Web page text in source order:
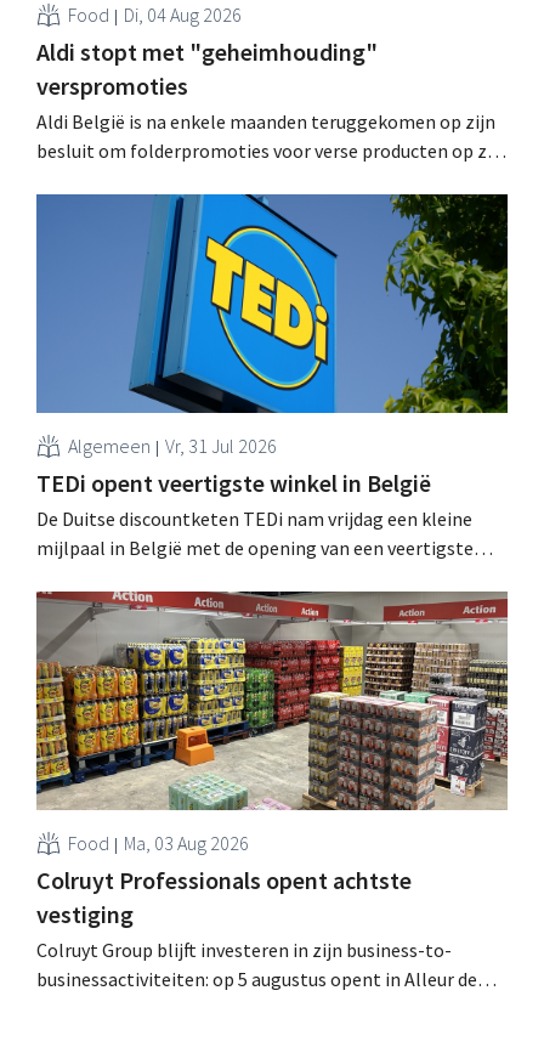
Food Di, 04 Aug 2026
Aldi stopt met "geheimhouding"
verspromoties
Aldi België is na enkele maanden teruggekomen op zijn
besluit om folderpromoties voor verse producten op zijn
werking treden: "Onze klanten willen goed
geïnformeerd worden." .
Algemeen Vr, 31 Jul 2026
TEDi opent veertigste winkel in België
De Duitse discountketen TEDi nam vrijdag een kleine
mijlpaal in België met de opening van een veertigste
sinds 2023 aanwezig is in het land. .
Food Ma, 03 Aug 2026
Colruyt Professionals opent achtste
vestiging
Colruyt Group blijft investeren in zijn business-to-
businessactiviteiten: op 5 augustus opent in Alleur de